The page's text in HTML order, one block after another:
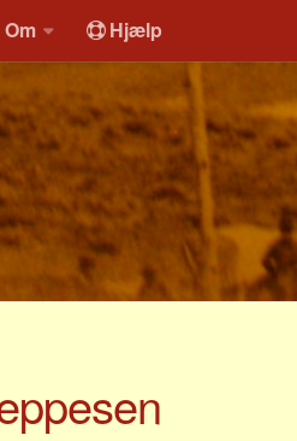
Om Hjælp